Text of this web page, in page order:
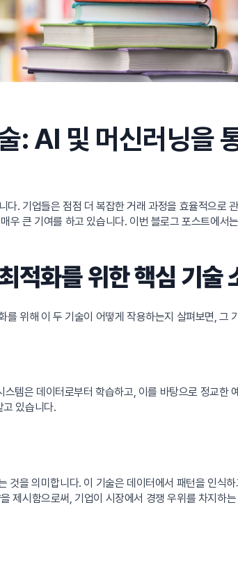
: AI 및 머신러닝을
. 기업들은 점점 더 복잡한 거래 과정을 효율적으로
큰 기여를 하고 있습니다. 이번 블로그 포스트에서
적화를 위한 핵심 기술
위해 이 두 기술이 어떻게 작용하는지 살펴보면, 그
템은 데이터로부터 학습하고, 이를 바탕으로 정교한
고 있습니다.
을 의미합니다. 이 기술은 데이터에서 패턴을 인식
제시함으로써, 기업이 시장에서 경쟁 우위를 차지하